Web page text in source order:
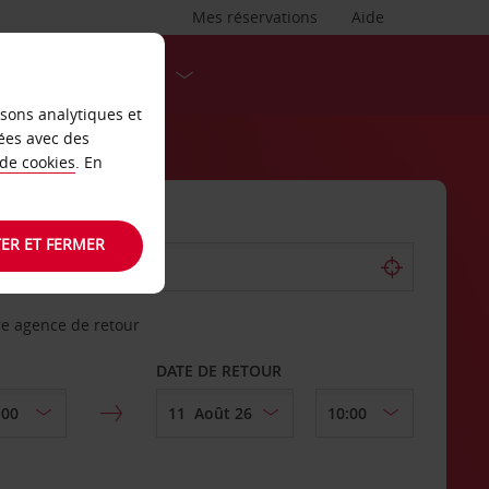
Aide
Mes réservations
agence de retour
DATE DE RETOUR
analytiques et
avec des
cookies. En
ET FERMER